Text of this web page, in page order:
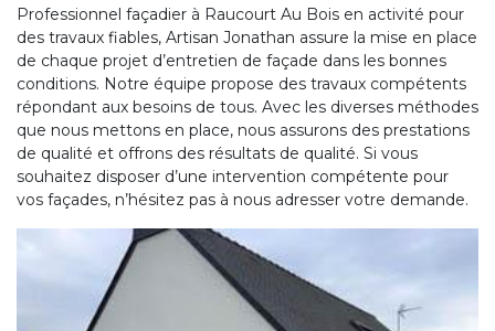
Professionnel façadier à Raucourt Au Bois en activité pour
des travaux fiables, Artisan Jonathan assure la mise en place
de chaque projet d’entretien de façade dans les bonnes
conditions. Notre équipe propose des travaux compétents
répondant aux besoins de tous. Avec les diverses méthodes
que nous mettons en place, nous assurons des prestations
de qualité et offrons des résultats de qualité. Si vous
souhaitez disposer d’une intervention compétente pour
vos façades, n’hésitez pas à nous adresser votre demande.